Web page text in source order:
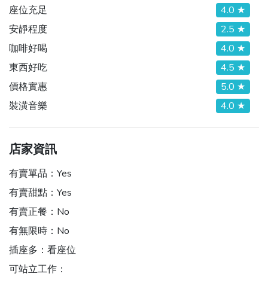
座位充足
4.0 ★
安靜程度
2.5 ★
咖啡好喝
4.0 ★
東西好吃
4.5 ★
價格實惠
5.0 ★
裝潢音樂
4.0 ★
店家資訊
有賣單品： Yes
有賣甜點： Yes
有賣正餐： No
有無限時： No
插座多： 看座位
可站立工作：